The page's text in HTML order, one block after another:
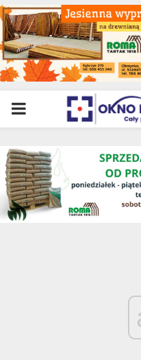
PRIMARY
MENU